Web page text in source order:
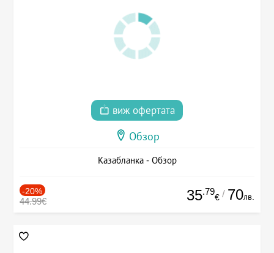
виж офертата
Обзор
Казабланка - Обзор
-20%
44.99€ 35.79
€ / 70лв.